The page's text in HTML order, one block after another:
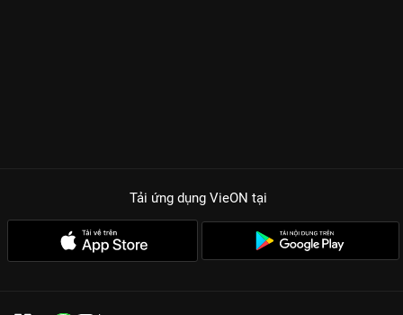
Tải ứng dụng VieON tại